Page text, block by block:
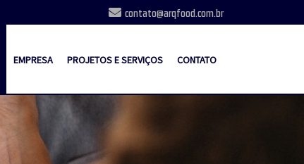
contato@arqfood.com.br
EMPRESA PROJETOS E SERVIÇOS CONTATO